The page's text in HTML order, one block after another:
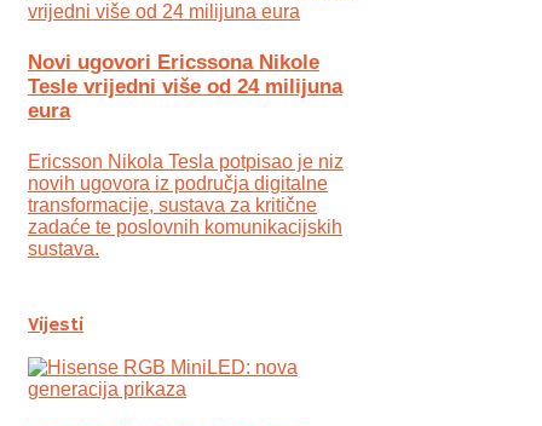
Novi ugovori Ericssona Nikole
Tesle vrijedni više od 24 milijuna
eura
Ericsson Nikola Tesla potpisao je niz
novih ugovora iz područja digitalne
transformacije, sustava za kritične
zadaće te poslovnih komunikacijskih
sustava.
Vijesti